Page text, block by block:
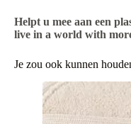
Helpt u mee aan een
live in a world with
Je zou ook kunnen